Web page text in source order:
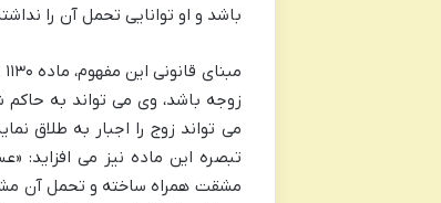
باشد و او توانایی تحمل آن را
زوجه باشد، وی می تواند به
می تواند زوج را اجبار به طلاق
تبصره این ماده نیز می افزاید:
مشقت همراه ساخته و تحمل آن